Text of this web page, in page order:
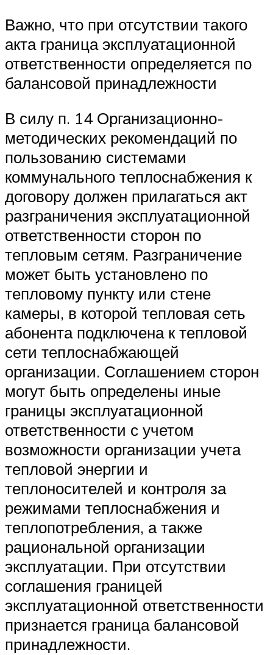
Важно, что при отсутствии такого
акта граница эксплуатационной
ответственности определяется по
балансовой принадлежности
В силу п. 14 Организационно-
методических рекомендаций по
пользованию системами
коммунального теплоснабжения к
договору должен прилагаться акт
разграничения эксплуатационной
ответственности сторон по
тепловым сетям. Разграничение
может быть установлено по
тепловому пункту или стене
камеры, в которой тепловая сеть
абонента подключена к тепловой
сети теплоснабжающей
организации. Соглашением сторон
могут быть определены иные
границы эксплуатационной
ответственности с учетом
возможности организации учета
тепловой энергии и
теплоносителей и контроля за
режимами теплоснабжения и
теплопотребления, а также
рациональной организации
эксплуатации. При отсутствии
соглашения границей
эксплуатационной ответственности
признается граница балансовой
принадлежности.